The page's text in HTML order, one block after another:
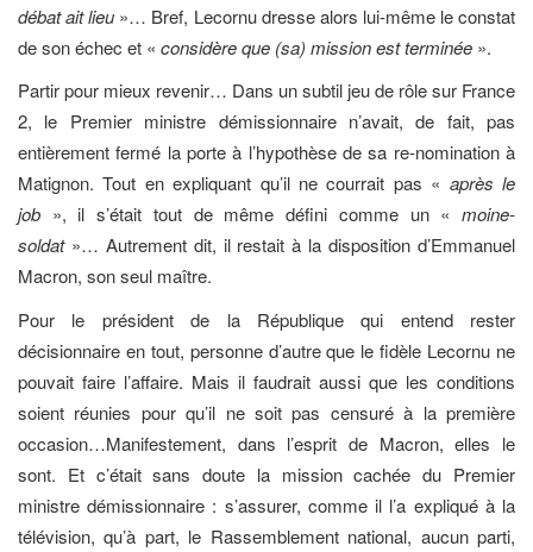
débat ait lieu »… Bref, Lecornu dresse alors lui-même le constat
de son échec et « considère que (sa) mission est terminée ».
Partir pour mieux revenir… Dans un subtil jeu de rôle sur France
2, le Premier ministre démissionnaire n’avait, de fait, pas
entièrement fermé la porte à l’hypothèse de sa re-nomination à
Matignon. Tout en expliquant qu’il ne courrait pas « après le
job », il s’était tout de même défini comme un « moine-
soldat»… Autrement dit, il restait à la disposition d’Emmanuel
Macron, son seul maître.
Pour le président de la République qui entend rester
décisionnaire en tout, personne d’autre que le fidèle Lecornu ne
pouvait faire l’affaire. Mais il faudrait aussi que les conditions
soient réunies pour qu’il ne soit pas censuré à la première
occasion…Manifestement, dans l’esprit de Macron, elles le
sont. Et c’était sans doute la mission cachée du Premier
ministre démissionnaire : s’assurer, comme il l’a expliqué à la
télévision, qu’à part, le Rassemblement national, aucun parti,